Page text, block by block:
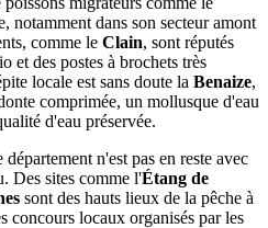
notamment dans son secteur amont
comme le Clain, sont réputés
et des postes à brochets très
locale est sans doute la Benaize,
comprimée, un mollusque d'eau
d'eau préservée.
n'est pas en reste avec
Des sites comme l'Étang de
sont des hauts lieux de la pêche à
concours locaux organisés par les